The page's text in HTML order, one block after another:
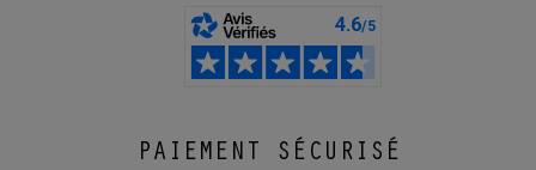
PAIEMENT SÉCURISÉ